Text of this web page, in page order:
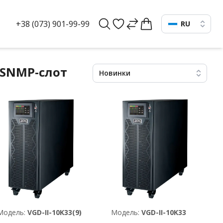
+38 (073) 901-99-99 RU
слот Новинки
VGD-II-10K33(9) Модель: VGD-II-10K33